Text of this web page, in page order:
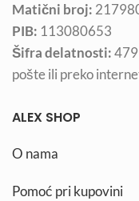
Matični broj:
PIB: 113080653
Šifra delatnosti:
pošte ili preko
ALEX SHOP
O nama
Pomoć pri kupovini